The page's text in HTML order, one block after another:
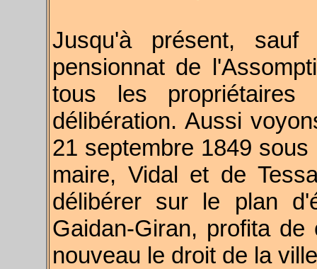
Jusqu'à présent,
pensionnat de
tous les
délibération. Aussi
21 septembre 1849
maire, Vidal et de
délibérer sur le plan
Gaidan-Giran, profita
nouveau le droit de la